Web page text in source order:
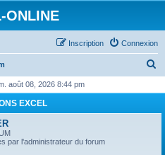
ONLINE
Connexion
Inscription
h
août 08, 2026 8:44 pm
EXCEL
par l'administrateur du forum